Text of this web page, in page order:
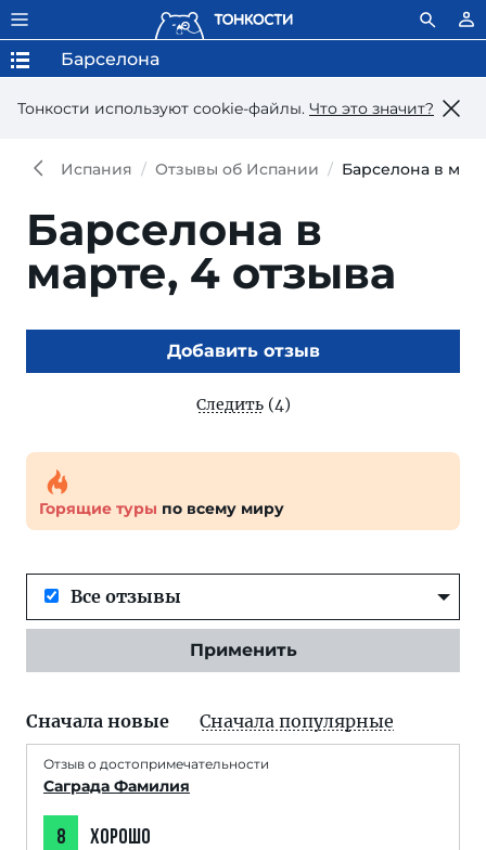
Тонкости используют сookie-файлы. Что это значит?
Барселона
Испания Отзывы об Испании Барселона в
Барселона в
марте, 4 отзыва
Добавить отзыв
Следить (4)
Горящие туры по всему миру
Все отзывы
Применить
Сначала новые Сначала популярные
Отзыв о достопримечательности
Саграда Фамилия
8 ХОРОШО